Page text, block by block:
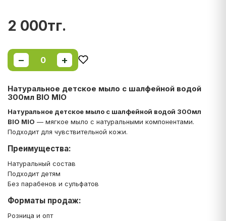
2 000тг.
− 0 +
Натуральное детское мыло с шалфейной водой
300мл BIO MIO
Натуральное детское мыло с шалфейной водой 300мл
BIO MIO — мягкое мыло с натуральными компонентами.
Подходит для чувствительной кожи.
Преимущества:
Натуральный состав
Подходит детям
Без парабенов и сульфатов
Форматы продаж:
Розница и опт